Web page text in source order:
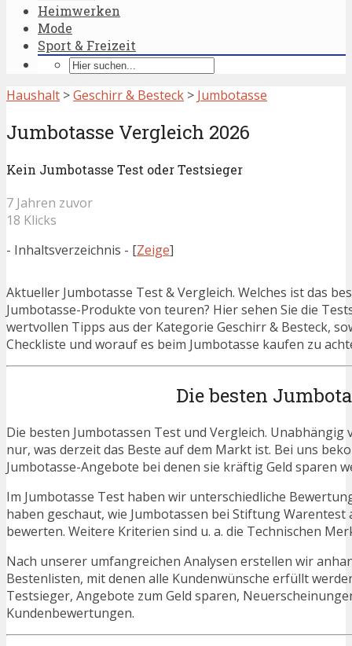
Heimwerken
Mode
Sport & Freizeit
Haushalt >Geschirr & Besteck > Jumbotasse
Jumbotasse Vergleich 2026
Kein Jumbotasse Test oder Testsieger
7 Jahren zuvor
18 Klicks
- Inhaltsverzeichnis - [Zeige]
Aktueller Jumbotasse Test & Vergleich. Welches ist das
Jumbotasse-Produkte von teuren? Hier sehen Sie die
wertvollen Tipps aus der Kategorie Geschirr & Besteck,
Checkliste und worauf es beim Jumbotasse kaufen zu
Die besten
Die besten Jumbotassen Test und Vergleich.
nur, was derzeit das Beste auf dem Markt ist. Bei uns
Jumbotasse-Angebote bei denen sie kräftig Geld sparen
Im Jumbotasse Test haben wir unterschiedliche
haben geschaut, wie Jumbotassen bei Stiftung
bewerten. Weitere Kriterien sind u. a. die Technischen
Nach unserer umfangreichen Analysen erstellen wir
Bestenlisten, mit denen alle Kundenwünsche erfüllt
Testsieger, Angebote zum Geld sparen,
Kundenbewertungen.